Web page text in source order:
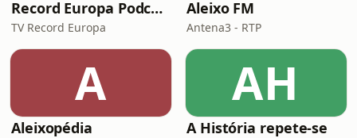
Record Europa Podcast
TV Record Europa
Aleixo FM
Antena3 - RTP
A
Aleixopédia
AH
A História repete-se